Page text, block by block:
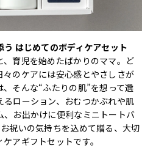
はじめてのボディケアセット
育児を始めたばかりのママ。ど
のケアには安心感とやさしさが
そんな“ふたりの肌”を想って選
ローション、おむつかぶれや肌
、お出かけに便利なミニトートバ
祝いの気持ちを込めて贈る、大切
アギフトセットです。